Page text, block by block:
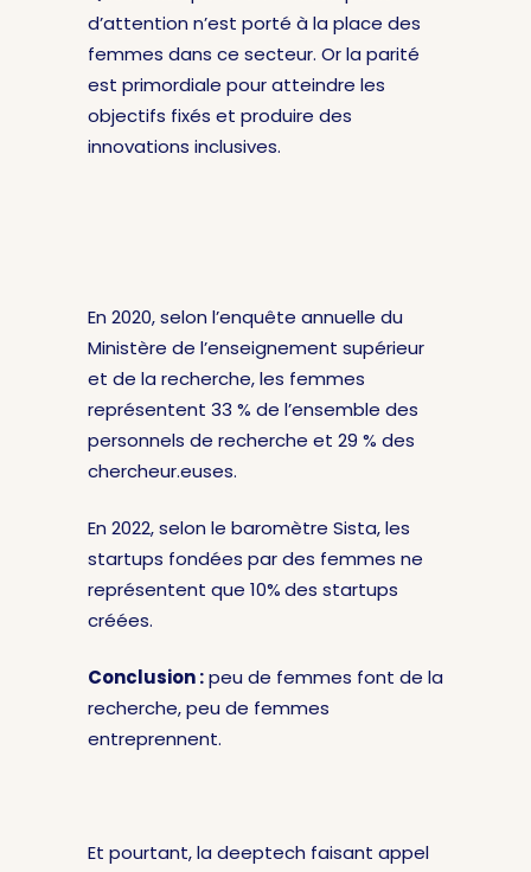
d’attention n’est porté à la place des
femmes dans ce secteur. Or la parité
est primordiale pour atteindre les
objectifs fixés et produire des
innovations inclusives.
En 2020, selon l’enquête annuelle du
Ministère de l’enseignement supérieur
et de la recherche, les femmes
représentent 33 % de l’ensemble des
personnels de recherche et 29 % des
chercheur.euses.
En 2022, selon le baromètre Sista, les
startups fondées par des femmes ne
représentent que 10%des startups
créées.
Conclusion :peu de femmes font de la
recherche, peu de femmes
entreprennent.
Et pourtant, la deeptech faisant appel